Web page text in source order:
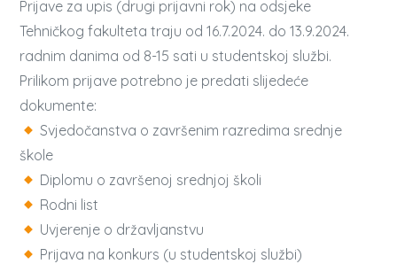
Prijave za upis (drugi prijavni rok) na odsjeke
Tehničkog fakulteta traju od 16.7.2024. do 13.9.2024.
radnim danima od 8-15 sati u studentskoj službi.
Prilikom prijave potrebno je predati slijedeće
dokumente:
Svjedočanstva o završenim razredima srednje
škole
Diplomu o završenoj srednjoj školi
Rodni list
Uvjerenje o državljanstvu
Prijava na konkurs (u studentskoj službi)